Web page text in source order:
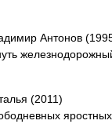
Антонов
(2011)